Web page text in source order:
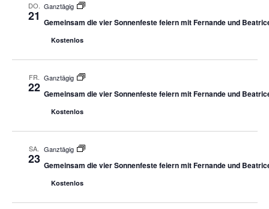
DO.
21
Ganztägig
Gemeinsam die vier Sonnenfeste feiern mit Fernande und
Kostenlos
FR.
22
Ganztägig
Gemeinsam die vier Sonnenfeste feiern mit Fernande und
Kostenlos
SA.
23
Ganztägig
Gemeinsam die vier Sonnenfeste feiern mit Fernande und
Kostenlos